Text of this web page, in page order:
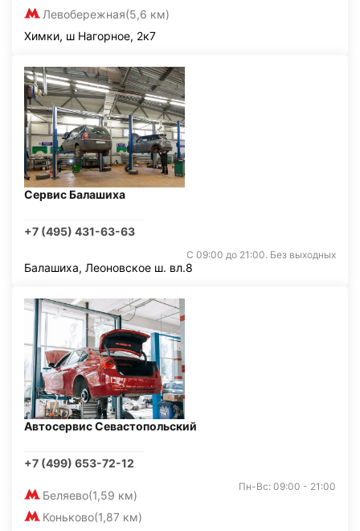
Левобережная(5,6 км)
Химки, ш Нагорное, 2к7
Сервис Балашиха
+7 (495) 431-63-63
С 09:00 до 21:00. Без выходных
Балашиха, Леоновское ш. вл.8
Автосервис Севастопольский
+7 (499) 653-72-12
Беляево(1,59 км)
Коньково(1,87 км)
Пн-Вс: 09:00 - 21:00